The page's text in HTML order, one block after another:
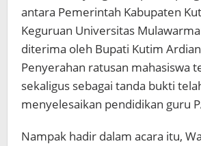
antara Pemerintah Kabupaten
Keguruan Universitas
diterima oleh Bupati Kutim
Penyerahan ratusan mahasiswa
sekaligus sebagai tanda bukti
menyelesaikan pendidikan guru
Nampak hadir dalam acara itu,